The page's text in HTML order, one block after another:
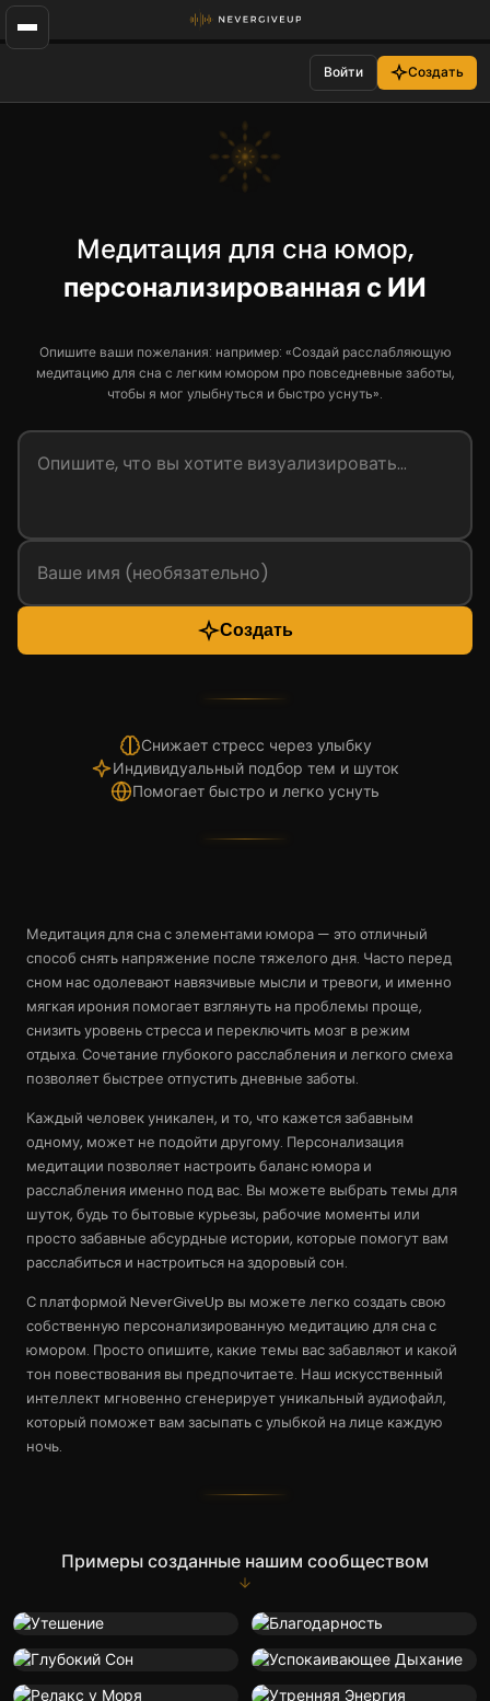
Войти Создать
Медитация для сна юмор,
персонализированная с ИИ
Опишите ваши пожелания: например: «Создай расслабляющую
медитацию для сна с легким юмором про повседневные заботы,
чтобы я мог улыбнуться и быстро уснуть».
Создать
Снижает стресс через улыбку
Индивидуальный подбор тем и шуток
Помогает быстро и легко уснуть
Медитация для сна с элементами юмора — это отличный
способ снять напряжение после тяжелого дня. Часто перед
сном нас одолевают навязчивые мысли и тревоги, и именно
мягкая ирония помогает взглянуть на проблемы проще,
снизить уровень стресса и переключить мозг в режим
отдыха. Сочетание глубокого расслабления и легкого смеха
позволяет быстрее отпустить дневные заботы.
Каждый человек уникален, и то, что кажется забавным
одному, может не подойти другому. Персонализация
медитации позволяет настроить баланс юмора и
расслабления именно под вас. Вы можете выбрать темы для
шуток, будь то бытовые курьезы, рабочие моменты или
просто забавные абсурдные истории, которые помогут вам
расслабиться и настроиться на здоровый сон.
С платформой NeverGiveUp вы можете легко создать свою
собственную персонализированную медитацию для сна с
юмором. Просто опишите, какие темы вас забавляют и какой
тон повествования вы предпочитаете. Наш искусственный
интеллект мгновенно сгенерирует уникальный аудиофайл,
который поможет вам засыпать с улыбкой на лице каждую
ночь.
Примеры созданные нашим сообществом